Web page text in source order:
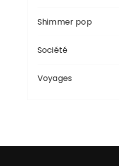
Shimmer pop
Société
Voyages